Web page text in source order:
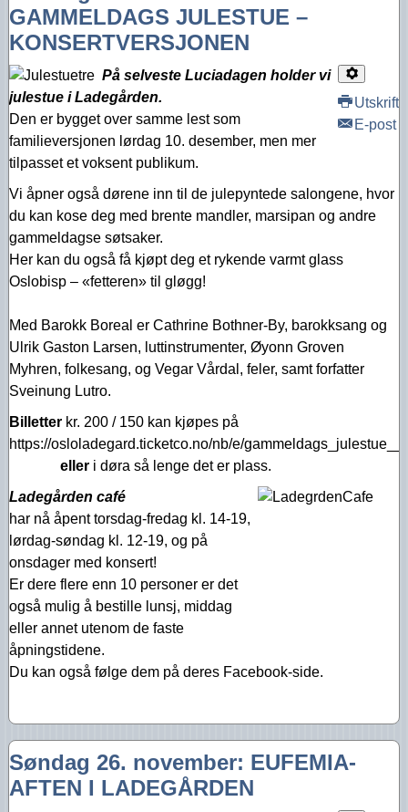
GAMMELDAGS JULESTUE –
KONSERTVERSJONEN
Utskrift
E-post
På selveste Luciadagen holder vi
julestue i Ladegården.
Den er bygget over samme lest som
familieversjonen lørdag 10. desember, men mer
tilpasset et voksent publikum.
Vi åpner også dørene inn til de julepyntede salongene, hvor
du kan kose deg med brente mandler, marsipan og andre
gammeldagse søtsaker.
Her kan du også få kjøpt deg et rykende varmt glass
Oslobisp – «fetteren» til gløgg!
Med Barokk Boreal er Cathrine Bothner-By, barokksang og
Ulrik Gaston Larsen, luttinstrumenter, Øyonn Groven
Myhren, folkesang, og Vegar Vårdal, feler, samt forfatter
Sveinung Lutro.
Billetter kr. 200 / 150 kan kjøpes på
https://osloladegard.ticketco.no/nb/e/
eller i døra så lenge det er plass.
Ladegården café
har nå åpent torsdag-fredag kl. 14-19,
lørdag-søndag kl. 12-19, og på
onsdager med konsert!
Er dere flere enn 10 personer er det
også mulig å bestille lunsj, middag
eller annet utenom de faste
åpningstidene.
Du kan også følge dem på deres Facebook-side.
Søndag 26. november: EUFEMIA-
AFTEN I LADEGÅRDEN